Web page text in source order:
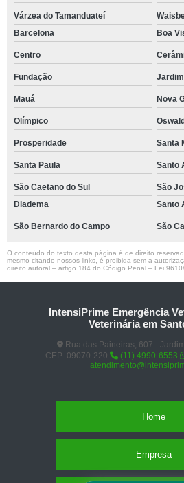
Várzea do Tamanduateí
Barcelona
Boa
Centro
Fundação
Mauá Nova
Olímpico
Prosperidade Santa
Santa Paula Santo
São Caetano do Sul
São
Diadema
Santo
São Bernardo do Campo São
O conteúdo do texto desta página é de direito
mesmo citando nossos links, é proibida sem a
direito autoral – artigo 184 do Código Penal – Lei
IntensiPrime Emergência
Veterinária em
Rua das Paineiras, 607 -
CEP: 09070-220
(11) 4990-6553
Home
Empresa